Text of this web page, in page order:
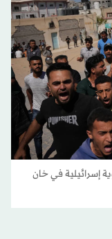
إسرائيلية في خان